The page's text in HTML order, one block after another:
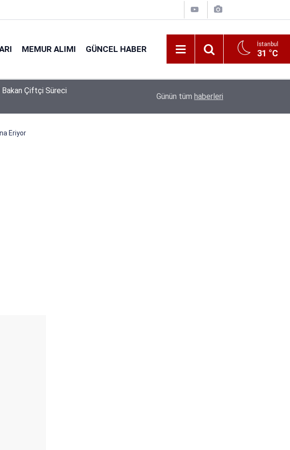
MEMUR ALIMI GÜNCEL HABER İstanbul
31 °C
Son Gün Yarın Kıyı Emniyeti Genel Müdürlüğü 26 İşçi Alımı
Günün tüm haberleri
Eriyor